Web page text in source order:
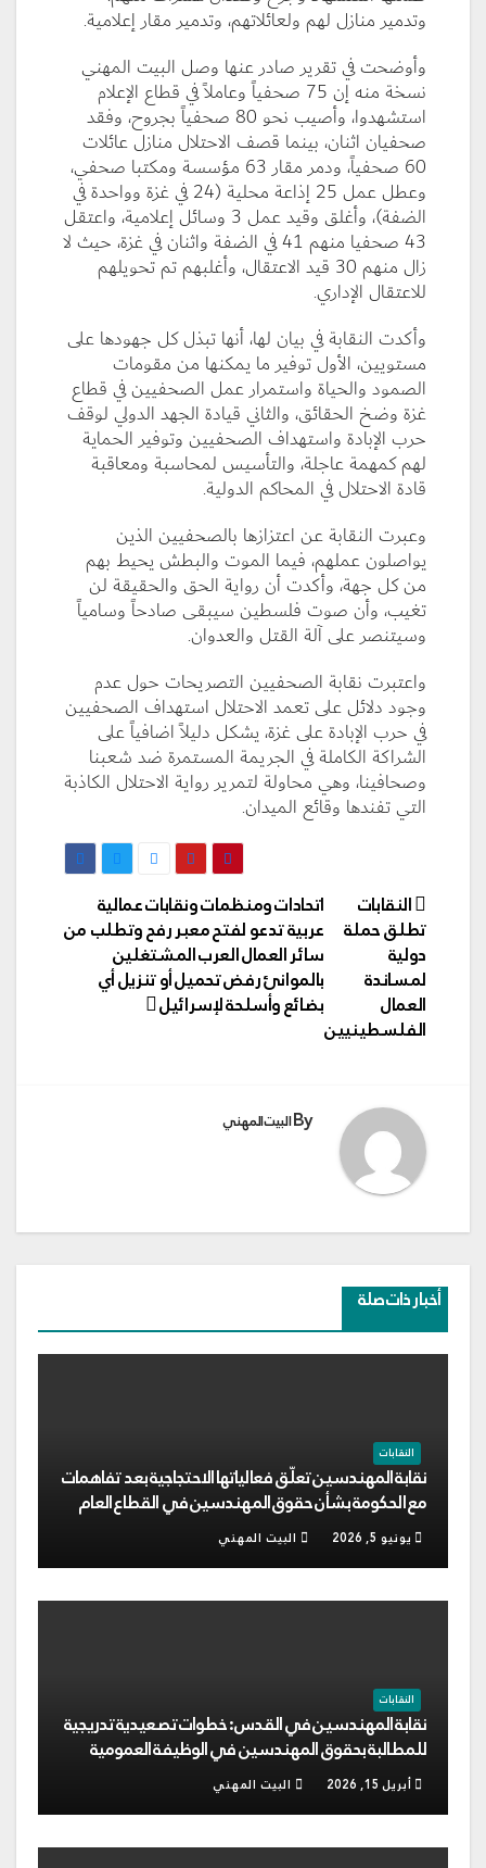
وتدمير منازل لهم ولعائلاتهم، وتدمير مقار إعلامية.
وأوضحت في تقرير صادر عنها وصل البيت المهني
نسخة منه إن 75 صحفياً وعاملاً في قطاع الإعلام
استشهدوا، وأصيب نحو 80 صحفياً بجروح، وفقد
صحفيان اثنان، بينما قصف الاحتلال منازل عائلات
60 صحفياً، ودمر مقار 63 مؤسسة ومكتبا صحفي،
وعطل عمل 25 إذاعة محلية (24 في غزة وواحدة في
الضفة)، وأغلق وقيد عمل 3 وسائل إعلامية، واعتقل
43 صحفيا منهم 41 في الضفة واثنان في غزة، حيث لا
زال منهم 30 قيد الاعتقال، وأغلبهم تم تحويلهم
للاعتقال الإداري.
وأكدت النقابة في بيان لها، أنها تبذل كل جهودها على
مستويين، الأول توفير ما يمكنها من مقومات
الصمود والحياة واستمرار عمل الصحفيين في قطاع
غزة وضخ الحقائق، والثاني قيادة الجهد الدولي لوقف
حرب الإبادة واستهداف الصحفيين وتوفير الحماية
لهم كمهمة عاجلة، والتأسيس لمحاسبة ومعاقبة
قادة الاحتلال في المحاكم الدولية.
وعبرت النقابة عن اعتزازها بالصحفيين الذين
يواصلون عملهم، فيما الموت والبطش يحيط بهم
من كل جهة، وأكدت أن رواية الحق والحقيقة لن
تغيب، وأن صوت فلسطين سيبقى صادحاً وسامياً
وسيتنصر على آلة القتل والعدوان.
واعتبرت نقابة الصحفيين التصريحات حول عدم
وجود دلائل على تعمد الاحتلال استهداف الصحفيين
في حرب الإبادة على غزة، يشكل دليلاً اضافياً على
الشراكة الكاملة في الجريمة المستمرة ضد شعبنا
وصحافينا، وهي محاولة لتمرير رواية الاحتلال الكاذبة
التي تفندها وقائع الميدان.
تصفّح
المقالات
اتحادات ومنظمات ونقابات عمالية
عربية تدعو لفتح معبر رفح وتطلب من
سائر العمال العرب المشتغلين
بالموانئ رفض تحميل أو تنزيل أي
بضائع وأسلحة لإسرائيل
النقابات
تطلق حملة
دولية
لمساندة
العمال
الفلسطينيين
Byالبيت المهني
أخبار ذات صلة
النقابات
نقابة المهندسين تعلّق فعالياتها الاحتجاجية بعد تفاهمات
مع الحكومة بشأن حقوق المهندسين في القطاع العام
يونيو 5, 2026 البيت المهني
النقابات
نقابة المهندسين في القدس: خطوات تصعيدية تدريجية
للمطالبة بحقوق المهندسين في الوظيفة العمومية
أبريل 15, 2026 البيت المهني